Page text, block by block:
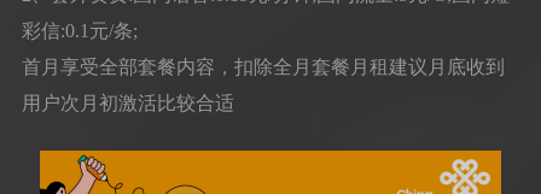
彩信:0.1元/条;
首月享受全部套餐内容，扣除全月套餐月租建议月底收到
用户次月初激活比较合适